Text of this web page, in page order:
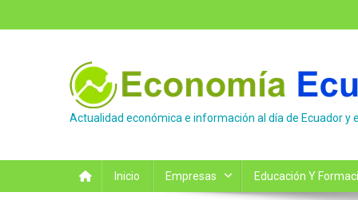
al
Actualidad económica e información al día de Ecuador y
Inicio Empresas Educación Y